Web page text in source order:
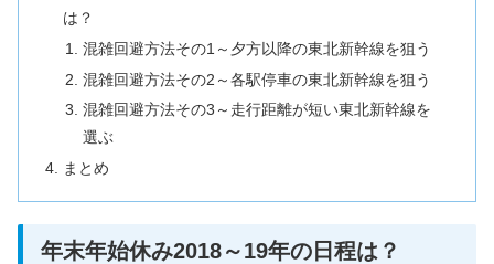
は？
混雑回避方法その1～夕方以降の東北新幹線を狙う
混雑回避方法その2～各駅停車の東北新幹線を狙う
混雑回避方法その3～走行距離が短い東北新幹線を
選ぶ
まとめ
年末年始休み2018～19年の日程は？